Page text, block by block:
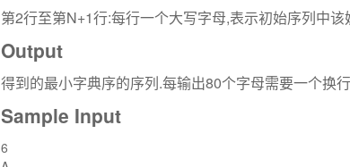
第2行至第N+1行:每行一个大写字母,表示初始序列中该
Output
得到的最小字典序的序列.每输出80个字母需要一个换
Sample Input
6